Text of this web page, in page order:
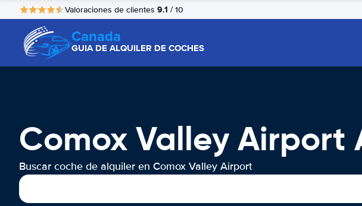
Valoraciones de clientes 9.1 / 10
Canada
GUIA DE ALQUILER DE COCHES
Comox Valley Airport
Buscar coche de alquiler en Comox Valley Airport